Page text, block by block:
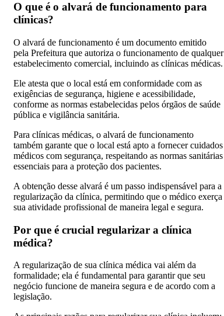
O que é o alvará de funcionamento para
clínicas?
O alvará de funcionamento é um documento emitido
pela Prefeitura que autoriza o funcionamento de qualquer
estabelecimento comercial, incluindo as clínicas médicas.
Ele atesta que o local está em conformidade com as
exigências de segurança, higiene e acessibilidade,
conforme as normas estabelecidas pelos órgãos de saúde
pública e vigilância sanitária.
Para clínicas médicas, o alvará de funcionamento
também garante que o local está apto a fornecer cuidados
médicos com segurança, respeitando as normas sanitárias
essenciais para a proteção dos pacientes.
A obtenção desse alvará é um passo indispensável para a
regularização da clínica, permitindo que o médico exerça
sua atividade profissional de maneira legal e segura.
Por que é crucial regularizar a clínica
médica?
A regularização de sua clínica médica vai além da
formalidade; ela é fundamental para garantir que seu
negócio funcione de maneira segura e de acordo com a
legislação.